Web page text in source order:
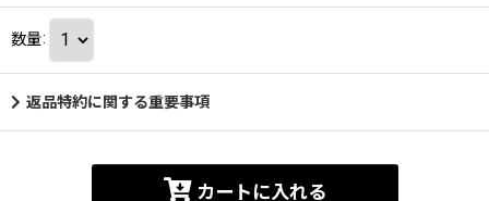
数量:
返品特約に関する重要事項
カートに入れる